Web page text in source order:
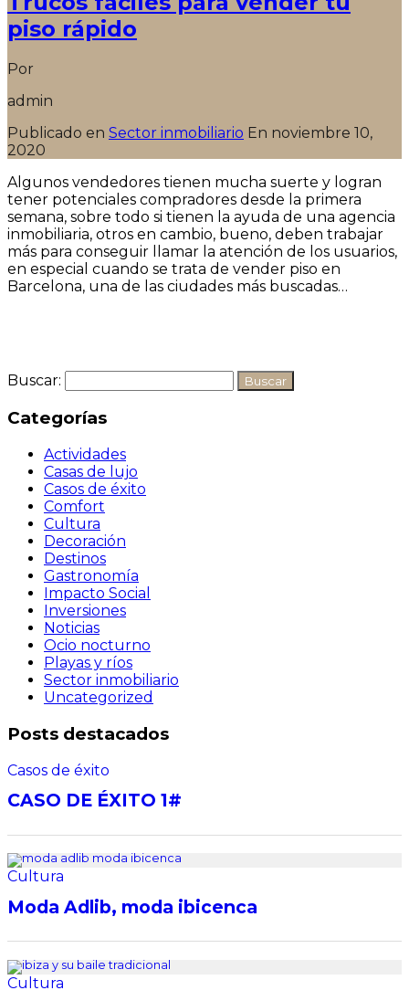
piso rápido
Por
admin
Publicado en Sector inmobiliario En noviembre 10,
2020
Algunos vendedores tienen mucha suerte y logran
tener potenciales compradores desde la primera
semana, sobre todo si tienen la ayuda de una agencia
inmobiliaria, otros en cambio, bueno, deben trabajar
más para conseguir llamar la atención de los usuarios,
en especial cuando se trata de vender piso en
Barcelona, una de las ciudades más buscadas…
Buscar:
Categorías
Actividades
Casas de lujo
Casos de éxito
Comfort
Cultura
Decoración
Destinos
Gastronomía
Impacto Social
Inversiones
Noticias
Ocio nocturno
Playas y ríos
Sector inmobiliario
Uncategorized
Posts destacados
Casos de éxito
CASO DE ÉXITO 1#
Cultura
Moda Adlib, moda ibicenca
Cultura